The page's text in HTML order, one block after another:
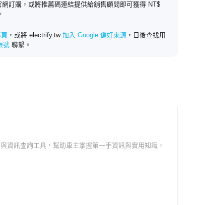
網訂購，或將推薦碼連結提供給銷售顧問即可獲得 NT$
，或將 electrify.tw 加入 Google 偏好來源 ，日後查找用
號 聯繫。
資訊查詢工具，幫助車主掌握第一手資訊與實用知識，